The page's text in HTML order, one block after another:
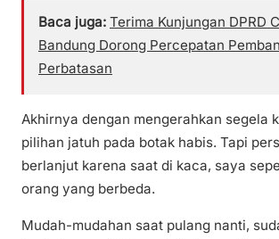
Baca juga: Terima Kunjungan DPRD
Bandung Dorong Percepatan
Perbatasan
Akhirnya dengan mengerahkan segela
pilihan jatuh pada botak habis. Tapi
berlanjut karena saat di kaca, saya
orang yang berbeda.
Mudah-mudahan saat pulang nanti,